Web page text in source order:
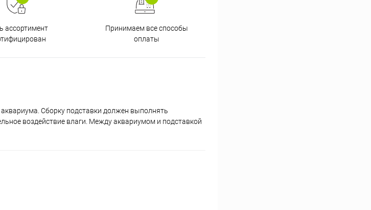
ассортимент
Принимаем все способы
оплаты
Сборку подставки должен выполнять
воздействие влаги. Между аквариумом и подставкой